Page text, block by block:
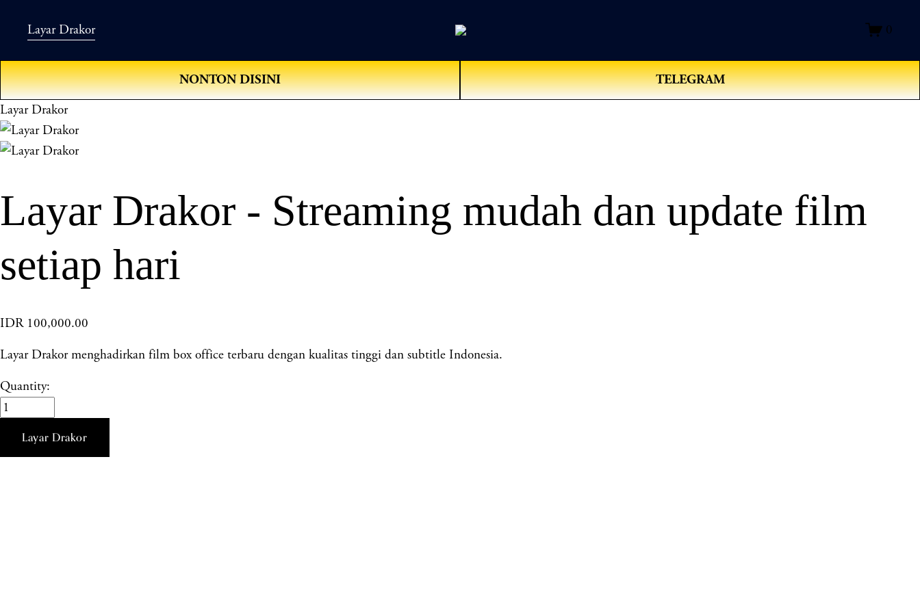
Layar Drakor 0
NONTON DISINI TELEGRAM
Layar Drakor
Layar Drakor - Streaming mudah dan update film
setiap hari
IDR 100,000.00
Layar Drakor menghadirkan film box office terbaru dengan kualitas tinggi dan subtitle Indonesia.
Quantity:
Layar Drakor